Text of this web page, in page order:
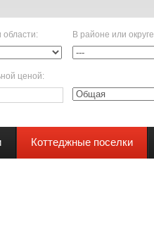
области: В районе или округе
ценой:
Коттеджные поселки